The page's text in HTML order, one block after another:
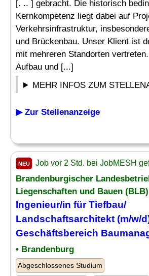
[. .. ] gebracht. Die historisch
Kernkompetenz liegt dabei auf
Verkehrsinfrastruktur,
und Brückenbau. Unser Klient ist
mit mehreren Standorten
Aufbau und [...]
MEHR INFOS ZUM
▶ Zur Stellenanzeige
NEU Job vor 2 Std. bei JobMESH
Brandenburgischer
Liegenschaften und Bauen (BLB)
Ingenieur/in für Tiefbau/
Landschaftsarchitekt (m/w/
Geschäftsbereich
• Brandenburg
Abgeschlossenes Studium